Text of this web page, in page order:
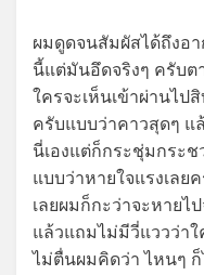
ผมดูดจนสัมผัสได้ถึงอ
นี้แต่มันอึดจริงๆ ครับต
ใครจะเห็นเข้าผ่านไป
ครับแบบว่าคาวสุดๆ แ
นี่เองแต่ก็กระชุ่มกระช
แบบว่าหายใจแรงเลย
เลยผมก็กะว่าจะหายไ
แล้วแถมไม่มีวี่แววว่า
ไม่ตื่นผมคิดว่า ไหนๆ ก็